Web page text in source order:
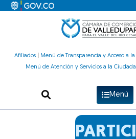
Afiliados| Menú de Transparencia y Acceso a
Menú de Atención y Servicios a la
Menú